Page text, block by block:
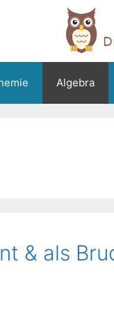
Algebra
& als